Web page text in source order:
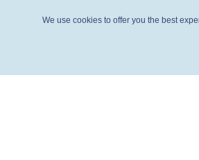
We use cookies to offer you the best